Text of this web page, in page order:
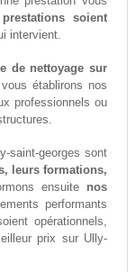
soient
intervient.
de nettoyage sur
établirons nos
professionnels ou
saint-georges sont
leurs formations,
ensuite nos
performants
opérationnels,
prix sur Ully-